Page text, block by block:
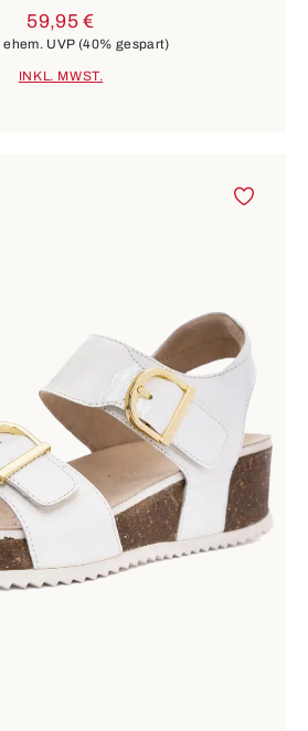
59,95 €
ehem. UVP (40% gespart)
INKL. MWST.